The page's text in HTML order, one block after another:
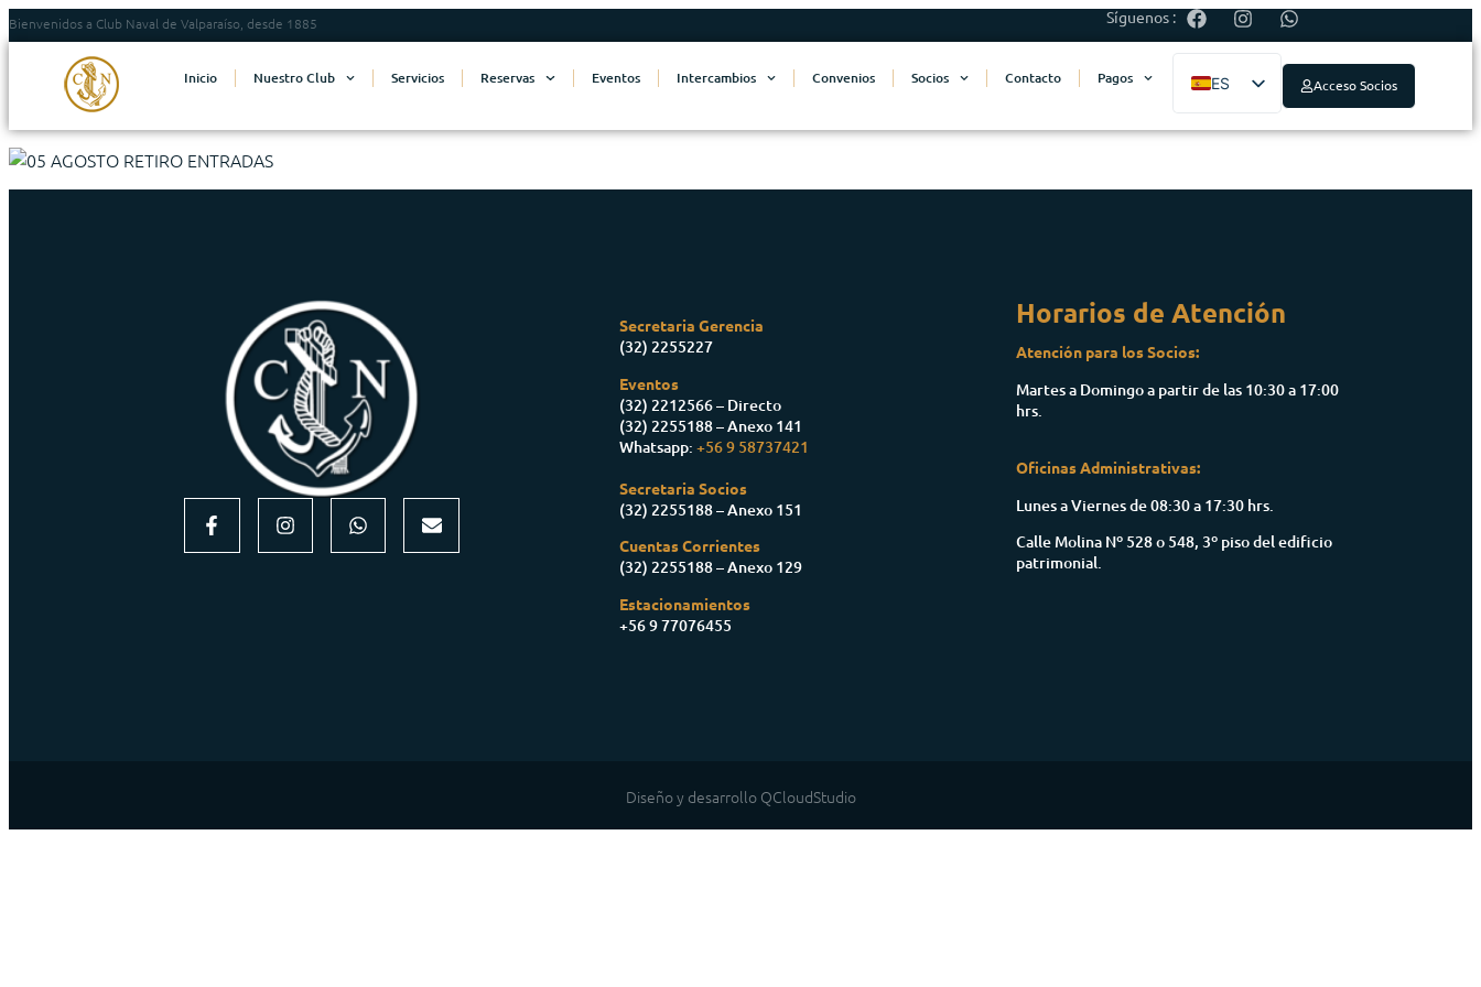
Bienvenidos a Club Naval de Valparaíso, desde 1885 Síguenos :
Inicio Nuestro Club Servicios Reservas Eventos Intercambios Convenios Socios Contacto Pagos
ES
EN
Acceso Socios
Secretaria Gerencia
(32) 2255227
Eventos
(32) 2212566 – Directo
(32) 2255188 – Anexo 141
Whatsapp: +56 9 58737421
Secretaria Socios
(32) 2255188 – Anexo 151
Cuentas Corrientes
(32) 2255188 – Anexo 129
Estacionamientos
+56 9 77076455
Horarios de Atención
Atención para los Socios:
Martes a Domingo a partir de las 10:30 a 17:00
hrs.
Oficinas Administrativas:
Lunes a Viernes de 08:30 a 17:30 hrs.
Calle Molina Nº 528 o 548, 3º piso del edificio
patrimonial.
Diseño y desarrollo QCloudStudio